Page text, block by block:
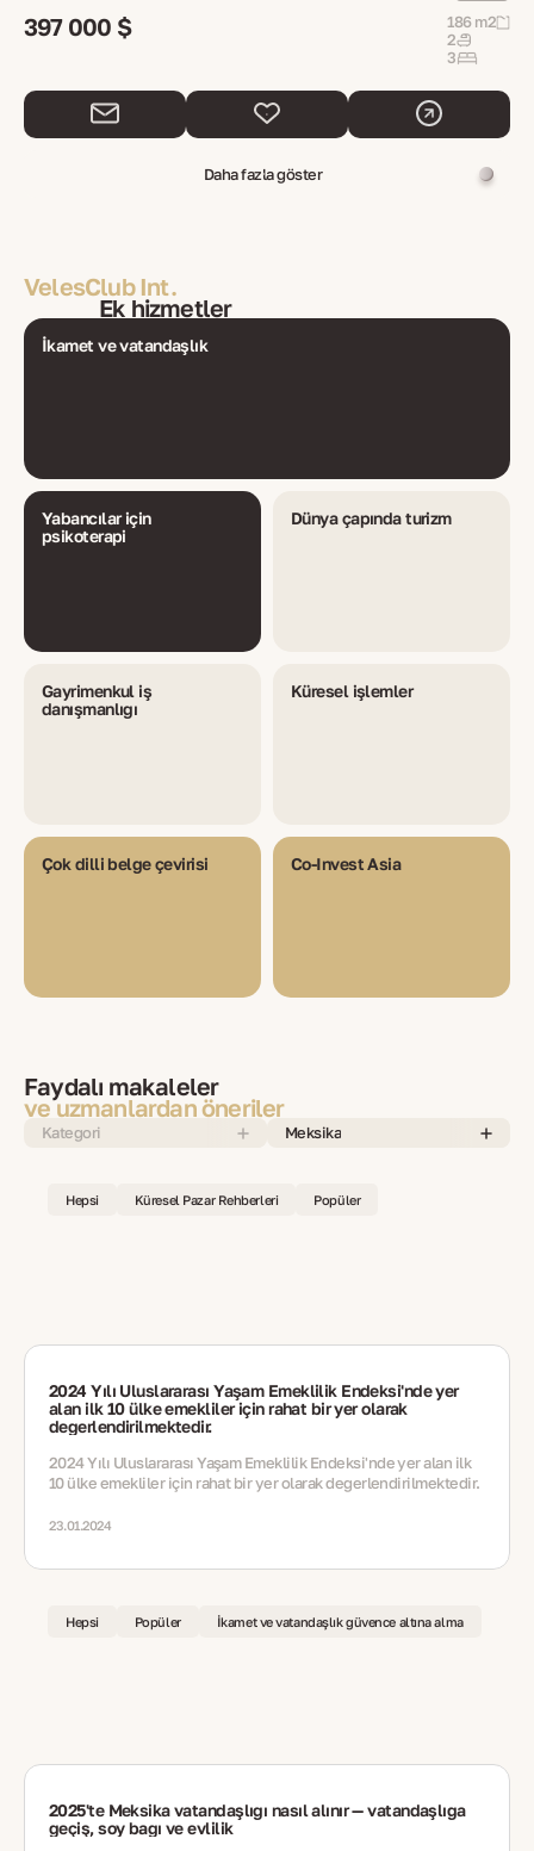
397 000 $
186 m2
2
3
Daha fazla göster
VelesClub Int.
Ek hizmetler
İkamet ve vatandaşlık
Yabancılar için
psikoterapi
Dünya çapında turizm
Gayrimenkul iş
danışmanlığı
Küresel işlemler
Çok dilli belge çevirisi Co-Invest Asia
Faydalı makaleler
ve uzmanlardan öneriler
Kategori Meksika
Hepsi Küresel Pazar Rehberleri Popüler
2024 Yılı Uluslararası Yaşam Emeklilik Endeksi'nde yer
alan ilk 10 ülke emekliler için rahat bir yer olarak
değerlendirilmektedir.
2024 Yılı Uluslararası Yaşam Emeklilik Endeksi'nde yer alan ilk
10 ülke emekliler için rahat bir yer olarak değerlendirilmektedir.
23.01.2024
Hepsi Popüler İkamet ve vatandaşlık güvence altına alma
2025'te Meksika vatandaşlığı nasıl alınır — vatandaşlığa
geçiş, soy bağı ve evlilik